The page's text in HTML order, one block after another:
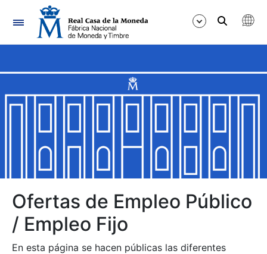
Navegación
Mostrar/Ocultar
Mostrar/Ocultar
Mostrar/Ocultar
Mostrar/Ocultar
Ofertas de Empleo Público
/ Empleo Fijo
En esta página se hacen públicas las diferentes